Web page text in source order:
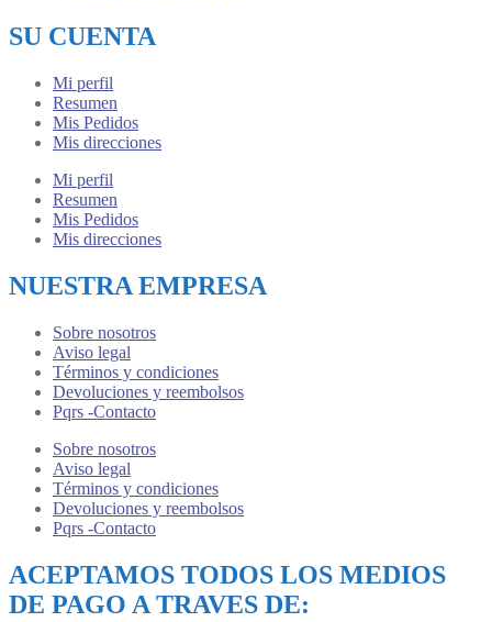
SU CUENTA
Mi perfil
Resumen
Mis Pedidos
Mis direcciones
Mi perfil
Resumen
Mis Pedidos
Mis direcciones
NUESTRA EMPRESA
Sobre nosotros
Aviso legal
Términos y condiciones
Devoluciones y reembolsos
Pqrs -Contacto
Sobre nosotros
Aviso legal
Términos y condiciones
Devoluciones y reembolsos
Pqrs -Contacto
ACEPTAMOS TODOS LOS MEDIOS
DE PAGO A TRAVES DE: